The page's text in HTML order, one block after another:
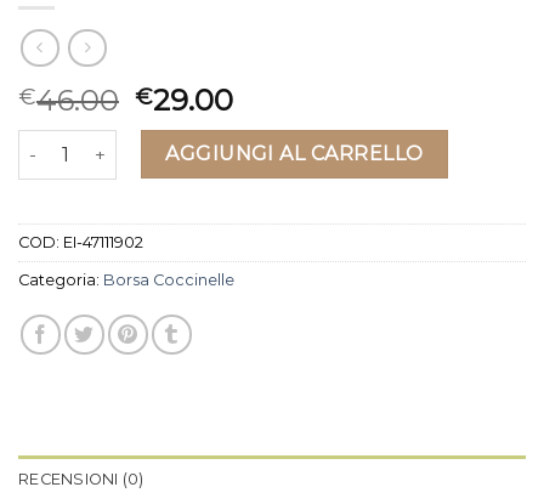
€46.00 €29.00
borsa coccinelle quantitàAGGIUNGI AL CARRELLO
COD: EI-47111902
Categoria: Borsa Coccinelle
RECENSIONI (0)